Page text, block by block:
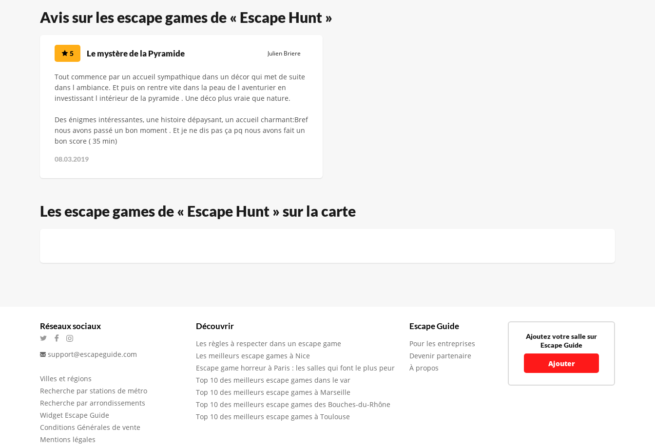
Avis sur les escape games de « Escape Hunt »
5 Le mystère de la Pyramide Julien Briere
Tout commence par un accueil sympathique dans un décor qui met de suite
dans l ambiance. Et puis on rentre vite dans la peau de l aventurier en
investissant l intérieur de la pyramide . Une déco plus vraie que nature.
Des énigmes intéressantes, une histoire dépaysant, un accueil charmant:Bref
nous avons passé un bon moment . Et je ne dis pas ça pq nous avons fait un
bon score ( 35 min)
08.03.2019
Les escape games de « Escape Hunt » sur la carte
Réseaux sociaux
support@escapeguide.com
Villes et régions
Recherche par stations de métro
Recherche par arrondissements
Widget Escape Guide
Conditions Générales de vente
Mentions légales
Découvrir
Les règles à respecter dans un escape game
Les meilleurs escape games à Nice
Escape game horreur à Paris : les salles qui font le plus peur
Top 10 des meilleurs escape games dans le var
Top 10 des meilleurs escape games à Marseille
Top 10 des meilleurs escape games des Bouches-du-Rhône
Top 10 des meilleurs escape games à Toulouse
Escape Guide
Pour les entreprises
Devenir partenaire
À propos
Ajoutez votre salle sur
Escape Guide
Ajouter